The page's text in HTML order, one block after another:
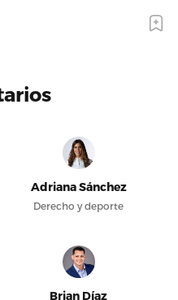
Adriana Sánchez
Derecho y deporte
Brian Díaz